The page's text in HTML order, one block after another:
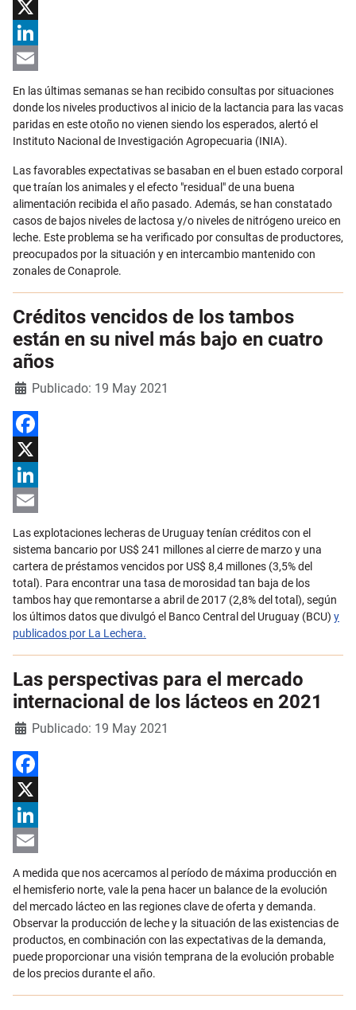
Facebook
X
LinkedIn
Email
En las últimas semanas se han recibido consultas por situaciones
donde los niveles productivos al inicio de la lactancia para las vacas
paridas en este otoño no vienen siendo los esperados, alertó el
Instituto Nacional de Investigación Agropecuaria (INIA).
Las favorables expectativas se basaban en el buen estado corporal
que traían los animales y el efecto "residual" de una buena
alimentación recibida el año pasado. Además, se han constatado
casos de bajos niveles de lactosa y/o niveles de nitrógeno ureico en
leche. Este problema se ha verificado por consultas de productores,
preocupados por la situación y en intercambio mantenido con
zonales de Conaprole.
Créditos vencidos de los tambos
están en su nivel más bajo en cuatro
años
DetallesPublicado: 19 May 2021
Facebook
X
LinkedIn
Las explotaciones lecheras de Uruguay tenían créditos con el
sistema bancario por US$ 241 millones al cierre de marzo y una
cartera de préstamos vencidos por US$ 8,4 millones (3,5% del
total). Para encontrar una tasa de morosidad tan baja de los
tambos hay que remontarse a abril de 2017 (2,8% del total), según
los últimos datos que divulgó el Banco Central del Uruguay (BCU) y
publicados por La Lechera.
Las perspectivas para el mercado
internacional de los lácteos en 2021
DetallesPublicado: 19 May 2021
Facebook
X
LinkedIn
A medida que nos acercamos al período de máxima producción en
el hemisferio norte, vale la pena hacer un balance de la evolución
del mercado lácteo en las regiones clave de oferta y demanda.
Observar la producción de leche y la situación de las existencias de
productos, en combinación con las expectativas de la demanda,
puede proporcionar una visión temprana de la evolución probable
de los precios durante el año.